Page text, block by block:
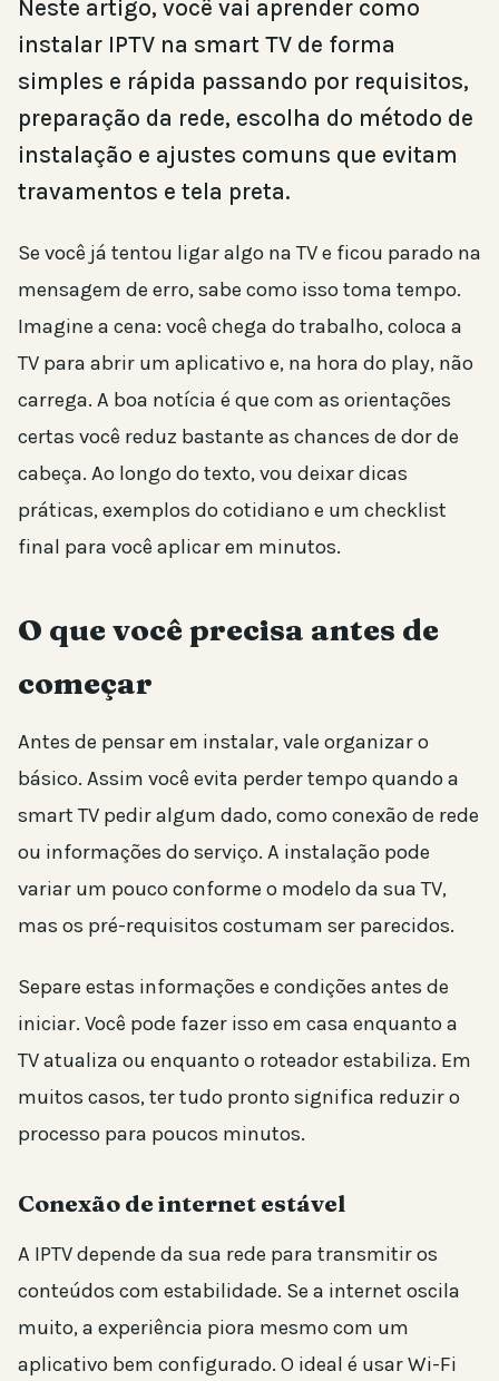
Neste artigo, você vai aprender como
instalar IPTV na smart TV de forma
simples e rápida passando por requisitos,
preparação da rede, escolha do método de
instalação e ajustes comuns que evitam
travamentos e tela preta.
Se você já tentou ligar algo na TV e ficou parado na
mensagem de erro, sabe como isso toma tempo.
Imagine a cena: você chega do trabalho, coloca a
TV para abrir um aplicativo e, na hora do play, não
carrega. A boa notícia é que com as orientações
certas você reduz bastante as chances de dor de
cabeça. Ao longo do texto, vou deixar dicas
práticas, exemplos do cotidiano e um checklist
final para você aplicar em minutos.
O que você precisa antes de
começar
Antes de pensar em instalar, vale organizar o
básico. Assim você evita perder tempo quando a
smart TV pedir algum dado, como conexão de rede
ou informações do serviço. A instalação pode
variar um pouco conforme o modelo da sua TV,
mas os pré-requisitos costumam ser parecidos.
Separe estas informações e condições antes de
iniciar. Você pode fazer isso em casa enquanto a
TV atualiza ou enquanto o roteador estabiliza. Em
muitos casos, ter tudo pronto significa reduzir o
processo para poucos minutos.
Conexão de internet estável
A IPTV depende da sua rede para transmitir os
conteúdos com estabilidade. Se a internet oscila
muito, a experiência piora mesmo com um
aplicativo bem configurado. O ideal é usar Wi-Fi